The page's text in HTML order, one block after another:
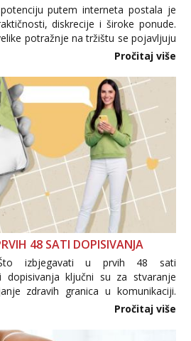
putem interneta postala je
diskrecije i široke ponude.
potražnje na tržištu se pojavljuju
nepouzdane internetske
Pročitaj više
48 SATI DOPISIVANJA
izbjegavati u prvih 48 sati
dopisivanja ključni su za stvaranje
zdravih granica u komunikaciji.
otkrivanje osobnih ili intimnih
osoba još nije zaslužila to
Pročitaj više